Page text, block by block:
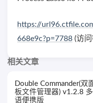
https://
668e9c?p=7788 (访
相关文章
Double Commander(双
板文件管理器) v1.2.8 多
语便携版